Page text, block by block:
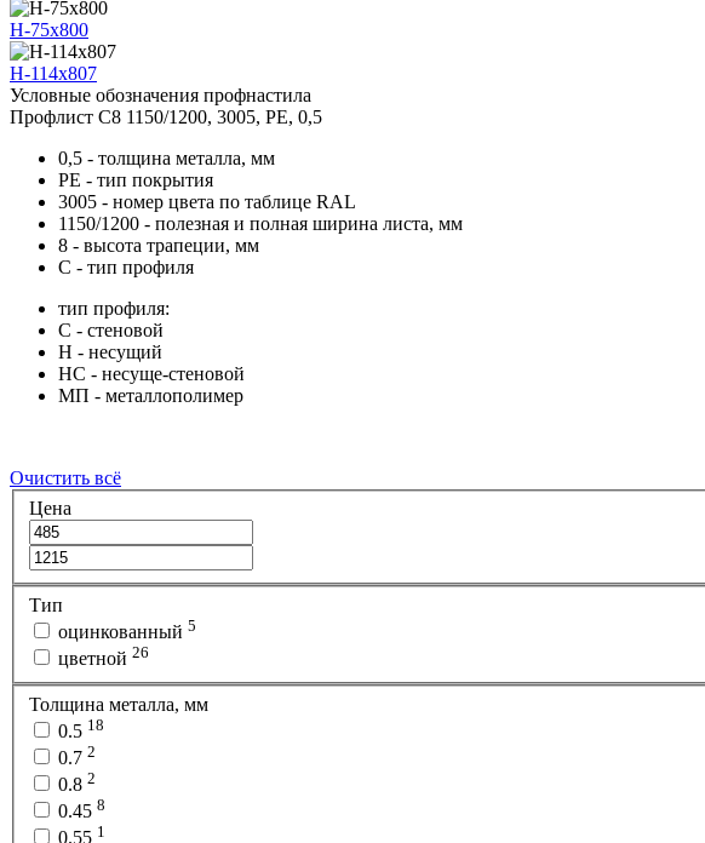
Н-75x800
Н-114x807
Условные обозначения профнастила
Профлист С8 1150/1200, 3005, PE, 0,5
0,5 - толщина металла, мм
PE - тип покрытия
3005 - номер цвета по таблице RAL
1150/1200 - полезная и полная ширина листа, мм
8 - высота трапеции, мм
С - тип профиля
тип профиля:
C - стеновой
Н - несущий
НС - несуще-стеновой
МП - металлополимер
Очистить всё
Цена
Тип
оцинкованный 5
цветной 26
Толщина металла, мм
0.5 18
0.7 2
0.8 2
0.45 8
0.55 1